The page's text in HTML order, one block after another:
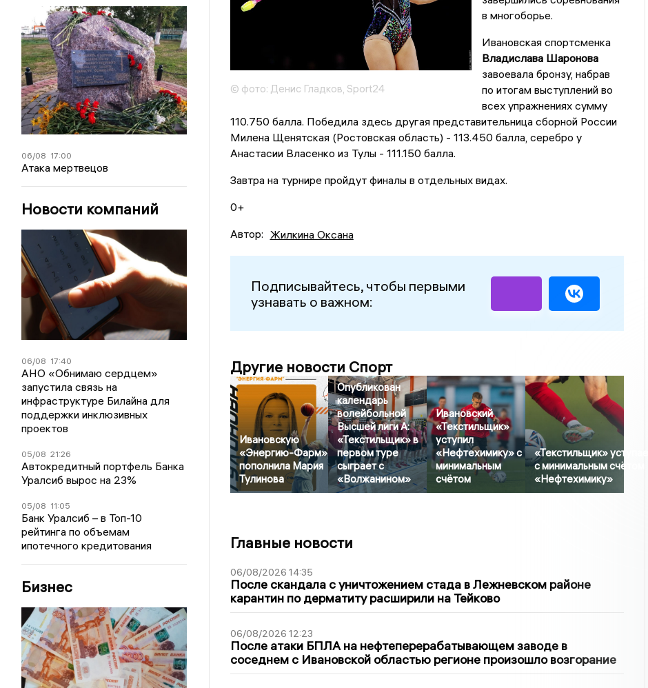
06/08 17:00
Атака мертвецов
Новости компаний
06/08 17:40
АНО «Обнимаю сердцем»
запустила связь на
инфраструктуре Билайна для
поддержки инклюзивных
проектов
05/08 21:26
Автокредитный портфель Банка
Уралсиб вырос на 23%
05/08 11:05
Банк Уралсиб – в Топ-10
рейтинга по объемам
ипотечного кредитования
Бизнес
© фото: Денис Гладков, Sport24
в многоборье.
Ивановская спортсменка
Владислава Шаронова
завоевала бронзу, набрав
по итогам выступлений во
всех упражнениях сумму
110.750 балла. Победила здесь другая представительница сборной России
Милена Щенятская (Ростовская область) - 113.450 балла, серебро у
Анастасии Власенко из Тулы - 111.150 балла.
Завтра на турнире пройдут финалы в отдельных видах.
0+
Автор: Жилкина Оксана
Подписывайтесь, чтобы первыми
узнавать о важном:
Другие новости Спорт
Ивановскую
«Энергию-Фарм»
пополнила Мария
Тулинова
Опубликован
календарь
волейбольной
Высшей лиги А:
«Текстильщик» в
первом туре
сыграет с
«Волжанином»
Ивановский
«Текстильщик»
уступил
«Нефтехимику» с
минимальным
счётом
«Текстильщик» уступает
с минимальным счётом
«Нефтехимику»
Главные новости
06/08/2026 14:35
После скандала с уничтожением стада в Лежневском районе
карантин по дерматиту расширили на Тейково
06/08/2026 12:23
После атаки БПЛА на нефтеперерабатывающем заводе в
соседнем с Ивановской областью регионе произошло возгорание